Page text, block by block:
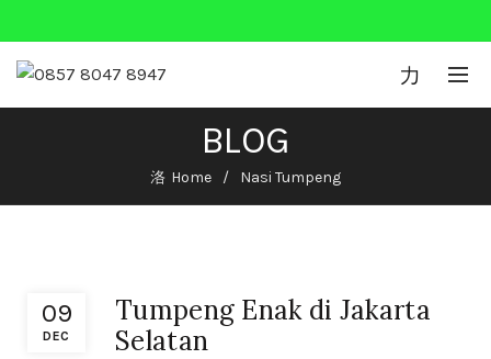
BLOG
Home Nasi Tumpeng
09
DEC
Tumpeng Enak di Jakarta
Selatan